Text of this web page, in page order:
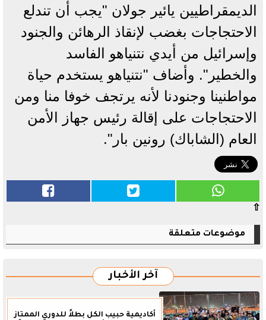
الديمقراطيين يائير جولان "يجب أن تندلع
الاحتجاجات بغضب لإنقاذ الرهائن والجنود
وإسرائيل من أيدي نتنياهو الفاسد
والخطير". وأضاف "نتنياهو يستخدم حياة
مواطنينا وجنودنا لأنه يرتجف خوفا منا ومن
الاحتجاجات على إقالة رئيس جهاز الأمن
العام (الشاباك) رونين بار".
⇧
موضوعات متعلقة
آخر الأخبار
أكاديمية حبيب الكل بطلاً للدوري الممتاز